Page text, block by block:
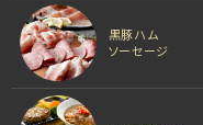
黒豚ハム
ソーセージ